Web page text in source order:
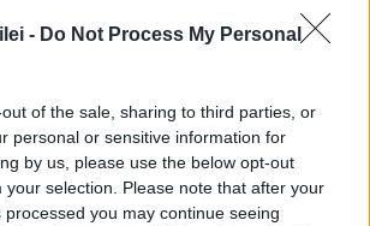
- Do Not Process My Personal
of the sale, sharing to third parties, or
personal or sensitive information for
by us, please use the below opt-out
your selection. Please note that after your
you may continue seeing
de stiri!